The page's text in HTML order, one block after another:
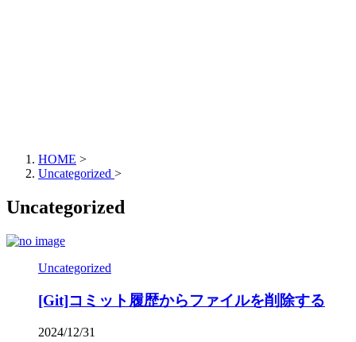
HOME >
Uncategorized >
Uncategorized
Uncategorized
[Git]コミット履歴からファイルを削除する
2024/12/31